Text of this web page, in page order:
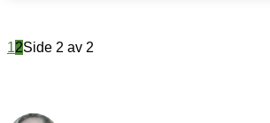
12Side 2 av 2